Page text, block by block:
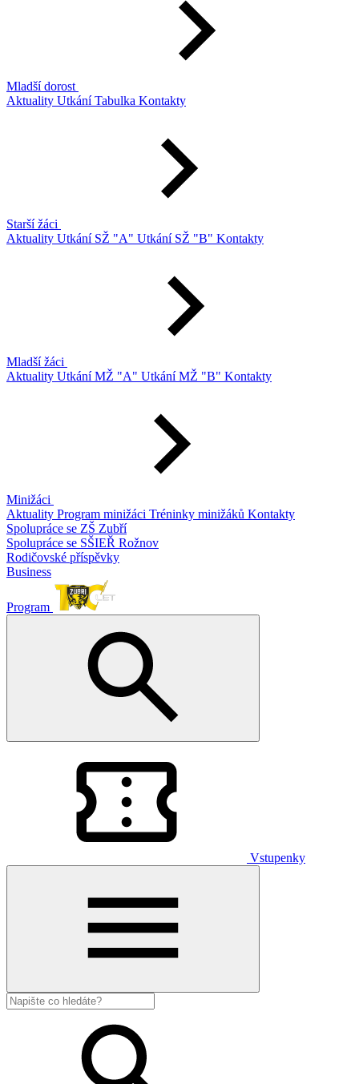
Mladší dorost
Aktuality UtkáníTabulka Kontakty
Starší žáci
Aktuality Utkání SŽ "A" Utkání SŽ "B" Kontakty
Mladší žáci
Aktuality Utkání MŽ "A" Utkání MŽ "B" Kontakty
Minižáci
Aktuality Program minižáci Tréninky minižáků Kontakty
Spolupráce se ZŠ Zubří
Spolupráce se SŠIEŘ Rožnov
Rodičovské příspěvky
Business
Program
Vstupenky